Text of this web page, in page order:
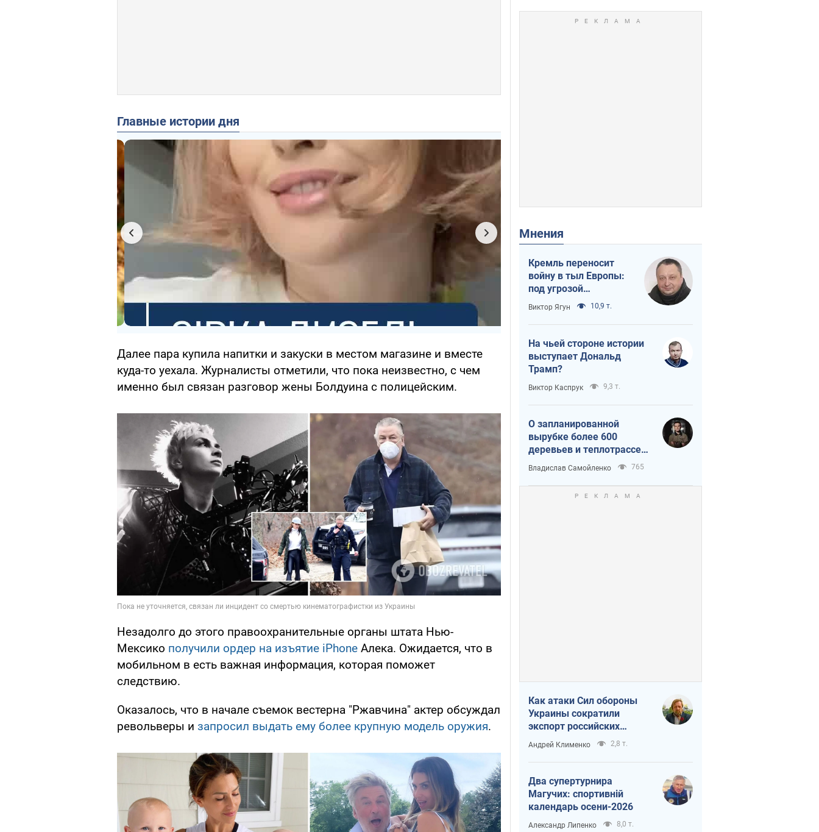
Главные истории дня
Далее пара купила напитки и закуски в местом магазине и вместе
куда-то уехала. Журналисты отметили, что пока неизвестно, с чем
именно был связан разговор жены Болдуина с полицейским.
Незадолго до этого правоохранительные органы штата Нью-
Мексико получили ордер на изъятие iPhone Алека. Ожидается, что в
мобильном в есть важная информация, которая поможет
следствию.
Оказалось, что в начале съемок вестерна "Ржавчина" актер обсуждал
револьверы и запросил выдать ему более крупную модель оружия.
Мнения
Кремль переносит
войну в тыл Европы:
под угрозой
критическая
логистика
Виктор Ягун 10,9 т.
На чьей стороне истории
выступает Дональд
Трамп?
Виктор Каспрук 9,3 т.
О запланированной
вырубке более 600
деревьев и теплотрассе:
что происходит на
Теремках в Киеве
Владислав Самойленко 765
Как атаки Сил обороны
Украины сократили
экспорт российских
нефтепродуктов
Андрей Клименко 2,8 т.
Два супертурнира
Магучих: спортивній
календарь осени-2026
Александр Липенко 8,0 т.